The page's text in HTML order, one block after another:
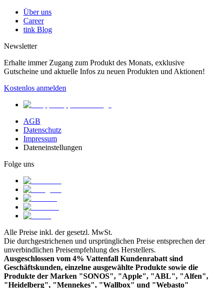
Über uns
Career
tink Blog
Newsletter
Erhalte immer Zugang zum Produkt des Monats, exklusive
Gutscheine und aktuelle Infos zu neuen Produkten und Aktionen!
Kostenlos anmelden
AGB
Datenschutz
Impressum
Dateneinstellungen
Folge uns
Alle Preise inkl. der gesetzl. MwSt.
Die durchgestrichenen und ursprünglichen Preise entsprechen der
unverbindlichen Preisempfehlung des Herstellers.
Ausgeschlossen vom 4% Vattenfall Kundenrabatt sind
Geschäftskunden, einzelne ausgewählte Produkte sowie die
Produkte der Marken "SONOS", "Apple", "ABL", "Alfen",
"Heidelberg", "Mennekes", "Wallbox" und "Webasto"